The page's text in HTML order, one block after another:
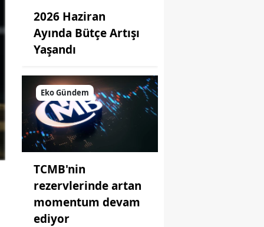
2026 Haziran
Ayında Bütçe Artışı
Yaşandı
Eko Gündem
TCMB'nin
rezervlerinde artan
momentum devam
ediyor